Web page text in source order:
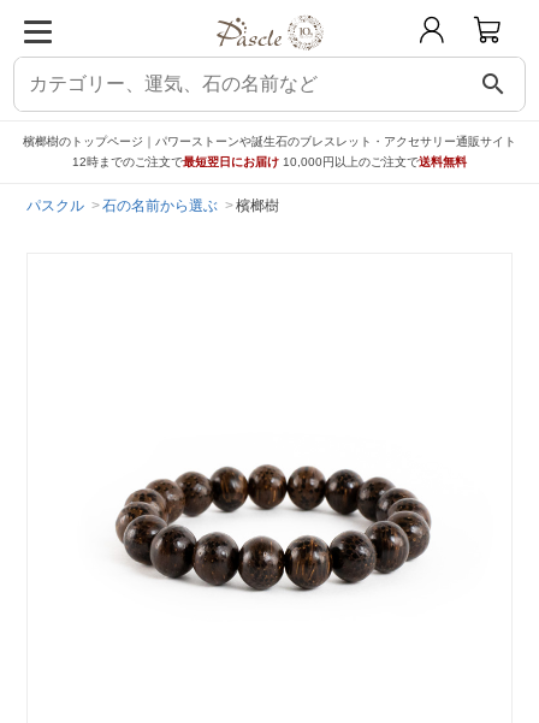
search
檳榔樹のトップページ｜パワーストーンや誕生石のブレスレット・アクセサリー通販サイト
12時までのご注文で最短翌日にお届け 10,000円以上のご注文で送料無料
パスクル 石の名前から選ぶ 檳榔樹